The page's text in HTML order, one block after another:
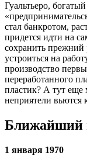
Гуальтьеро,
стал банкротом,
придется идти на
сохранить
устроиться на
производство
переработанного
пластик? А тут еще
неприятели вьются
Ближайший
1 января 1970